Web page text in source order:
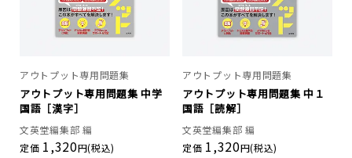
アウトプット専用問題集
アウトプット専用問題集 中学
国語［漢字］
文英堂編集部 編
定価 1,320円(税込)
アウトプット専用問題集
アウトプット専用問題集 中１
国語［読解］
文英堂編集部 編
定価 1,320円(税込)